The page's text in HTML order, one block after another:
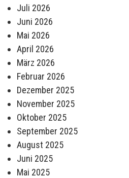
Juli 2026
Juni 2026
Mai 2026
April 2026
März 2026
Februar 2026
Dezember 2025
November 2025
Oktober 2025
September 2025
August 2025
Juni 2025
Mai 2025